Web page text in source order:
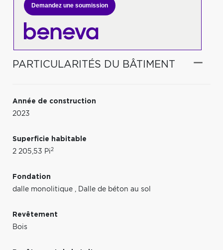
Demandez une soumission
PARTICULARITÉS DU BÂTIMENT
Année de construction
2023
Superficie habitable
2 205,53 Pi2
Fondation
dalle monolitique , Dalle de béton au sol
Revêtement
Bois